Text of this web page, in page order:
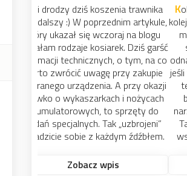
Kobietki (i nie tylko) czy skarpety i
kolejny krawat ucieszą mężczyznę. A
może uczynić go „Bohaterem w
swoim domu”, dać szansę by
odnalazł w sobie majsterkową iskrę,
jeśli takiej jeszcze nie dostrzegł. Czy
też uradować i docenić jeszcze
bardziej tego Pan, dla którego
narzędzia to najfajniejsze zabawki.
Tak więc zróbmy dobry wywiad,
wszak czasu pozostało niewiele.
Zobacz wpis